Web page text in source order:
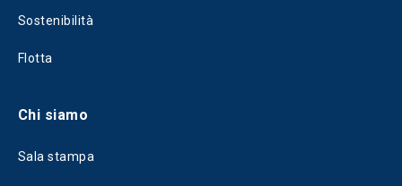
Sostenibilità
Flotta
Chi siamo
Sala stampa